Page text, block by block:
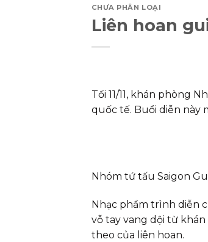
CHƯA PHÂN LOẠI
Liên hoan
Tối 11/11, khán phòng
quốc tế. Buổi diễn này
Nhóm tứ tấu Saigon
Nhạc phẩm trình diễn
vỗ tay vang dội từ
theo của liên hoan.